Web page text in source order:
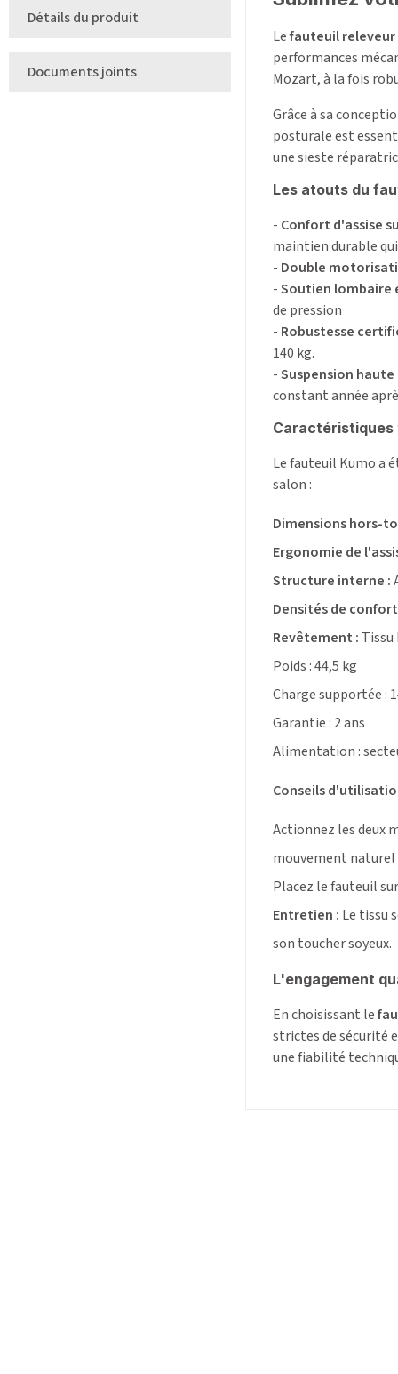
Détails du produit
Documents joints
Lefauteuil releveur
performances
Mozart, à la fois
Grâce à sa
posturale est
une sieste
Les atouts du
- Confort d'assise
maintien durable
- Double
-Soutien lombaire
de pression
- Robustesse
140 kg.
-Suspension
constant année
Caractéristiques
Le fauteuil Kumo a
salon :
Dimensions hors-
Ergonomie de
Structure interne :
Densités de
Revêtement :
Poids : 44,5 kg
Charge supportée :
Garantie : 2 ans
Alimentation :
Conseils
Actionnez les deux
mouvement
Placez le fauteuil
Entretien : Le tissu
son toucher soyeux.
L'engagement
En choisissant le
strictes de sécurité
une fiabilité